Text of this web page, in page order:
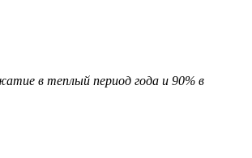
в теплый период года и 90% в